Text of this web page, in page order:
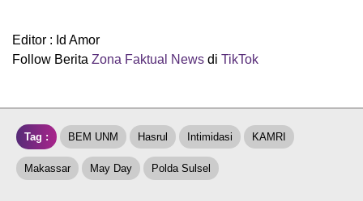
Editor : Id Amor
Follow Berita Zona Faktual News di TikTok
Tag : BEM UNM Hasrul Intimidasi KAMRI
Makassar May Day Polda Sulsel